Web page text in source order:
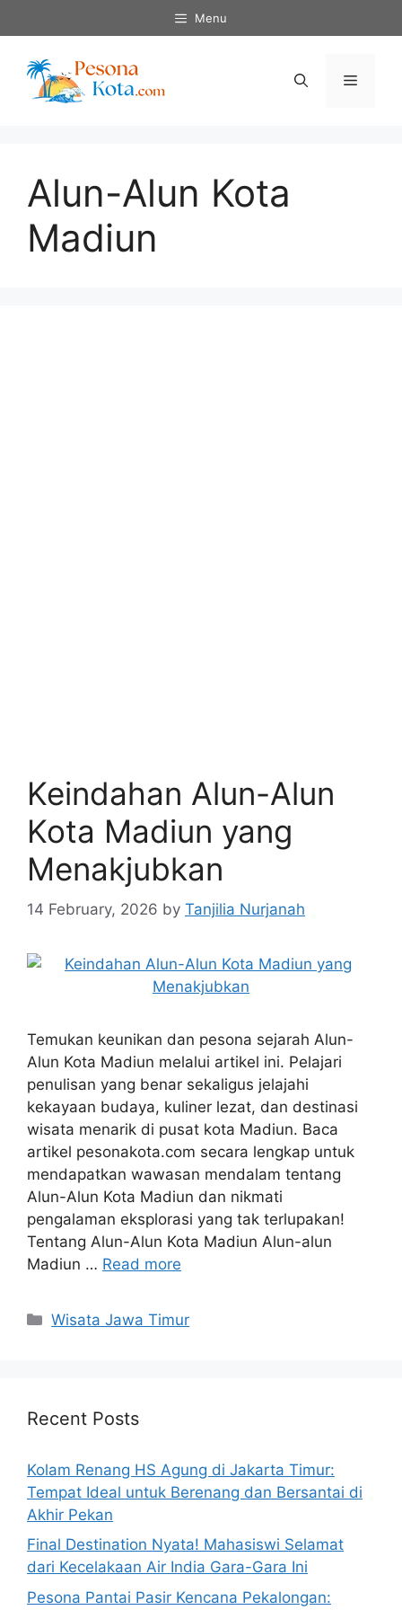
to
content
Menu
Menu
Alun-Alun Kota
Madiun
Keindahan Alun-Alun
Kota Madiun yang
Menakjubkan
14 February, 2026 by Tanjilia Nurjanah
Temukan keunikan dan pesona sejarah Alun-
Alun Kota Madiun melalui artikel ini. Pelajari
penulisan yang benar sekaligus jelajahi
kekayaan budaya, kuliner lezat, dan destinasi
wisata menarik di pusat kota Madiun. Baca
artikel pesonakota.com secara lengkap untuk
mendapatkan wawasan mendalam tentang
Alun-Alun Kota Madiun dan nikmati
pengalaman eksplorasi yang tak terlupakan!
Tentang Alun-Alun Kota Madiun Alun-alun
Madiun … Read more
Categories
Wisata Jawa Timur
Recent Posts
Kolam Renang HS Agung di Jakarta Timur:
Tempat Ideal untuk Berenang dan Bersantai di
Akhir Pekan
Final Destination Nyata! Mahasiswi Selamat
dari Kecelakaan Air India Gara-Gara Ini
Pesona Pantai Pasir Kencana Pekalongan: